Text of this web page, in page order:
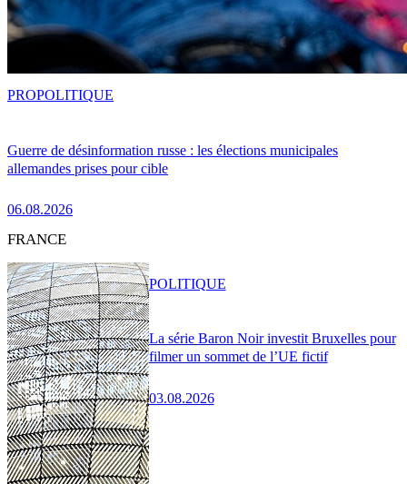
Guerre de désinformation russe : les élections municipales
allemandes prises pour cible
06.08.2026
PROPOLITIQUE
FRANCE
La série Baron Noir investit Bruxelles pour
filmer un sommet de l’UE fictif
03.08.2026
POLITIQUE